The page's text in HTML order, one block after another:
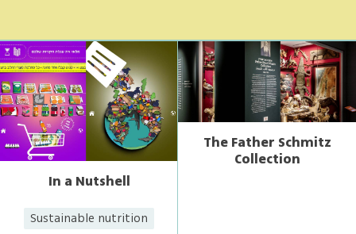
In a Nutshell
Sustainable nutrition
The Father Schmitz
Collection